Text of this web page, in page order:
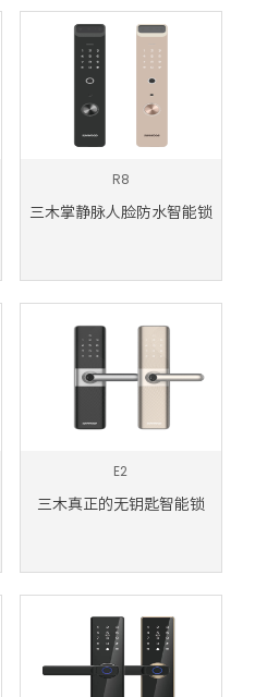
R8
三木掌静脉人脸防水智能锁
E2
三木真正的无钥匙智能锁